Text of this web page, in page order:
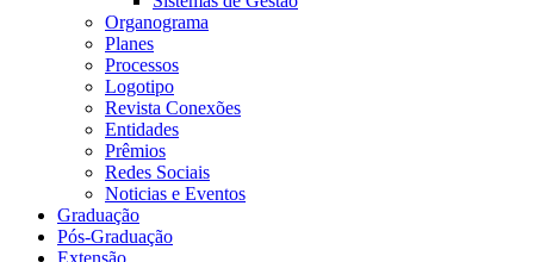
Organograma
Planes
Processos
Logotipo
Revista Conexões
Entidades
Prêmios
Redes Sociais
Noticias e Eventos
Graduação
Pós-Graduação
Extensão